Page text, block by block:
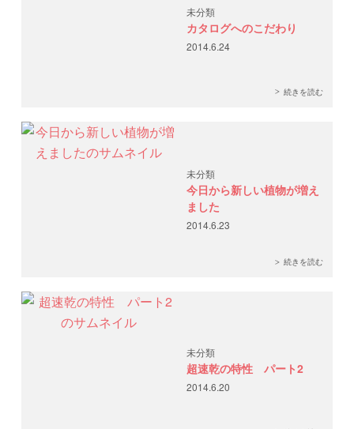
未分類
カタログへのこだわり
2014.6.24
続きを読む
未分類
今日から新しい植物が増え
ました
2014.6.23
続きを読む
未分類
超速乾の特性 パート2
2014.6.20